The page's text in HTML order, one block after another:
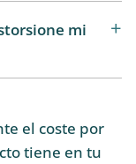
mi
el coste por
tiene en tu